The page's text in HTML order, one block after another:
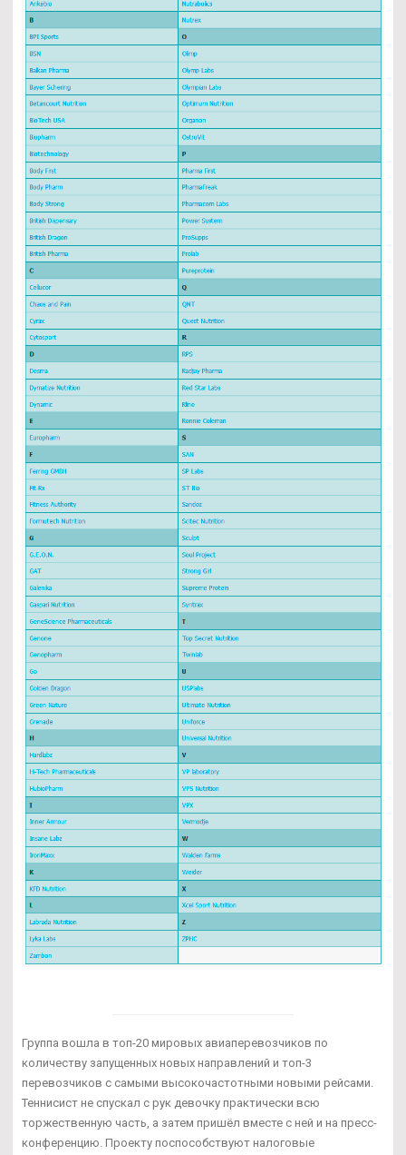
Группа вошла в топ-20 мировых авиаперевозчиков по
количеству запущенных новых направлений и топ-3
перевозчиков с самыми высокочастотными новыми рейсами.
Теннисист не спускал с рук девочку практически всю
торжественную часть, а затем пришёл вместе с ней и на пресс-
конференцию. Проекту поспособствуют налоговые